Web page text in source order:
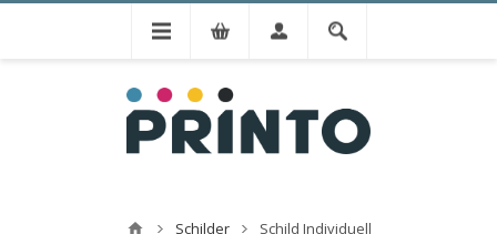
Schilder Schild Individuell